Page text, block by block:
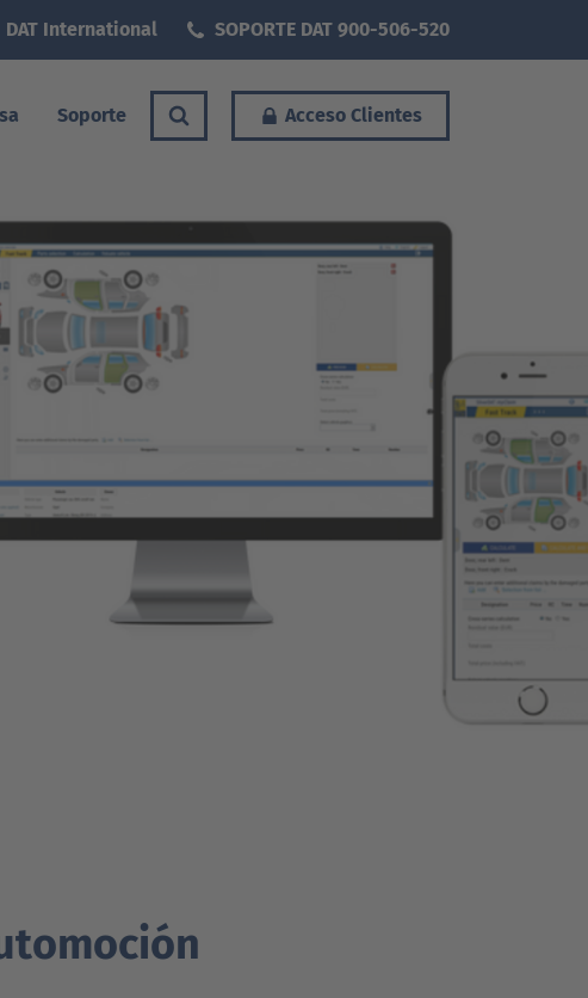
DAT International SOPORTE DAT 900-506-520
Soporte Acceso Clientes